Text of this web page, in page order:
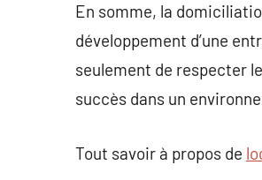
En somme, la
développement d’une
seulement de respecter
succès dans un
Tout savoir à propos de